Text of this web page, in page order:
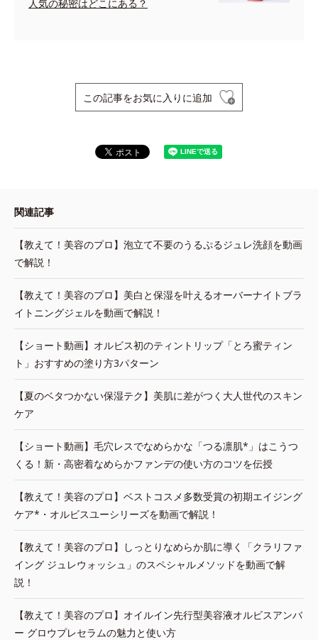
人気の秘密はどこにある？
この記事をお気に入りに追加
関連記事
【教えて！美容のプロ】泡立て不要のうるぷるジュレ洗顔を動画
で解説！
【教えて！美容のプロ】美白と保湿を叶えるオーバーナイトブラ
イトニングジェルを動画で解説！
【ショート動画】オルビス初のティントリップ「とろ蜜ティン
ト」おすすめの塗り方3パターン
【夏のベタつかない保湿テク】美肌に差がつく大人世代のスキン
ケア
【ショート動画】毛穴レスでなめらかな「つる凛肌*」はこうつ
くる！新・高密着なめらかファンデの使い方のコツを伝授
【教えて！美容のプロ】ベストコスメ多数受賞の初期エイジング
ケア*・オルビスユーシリーズを動画で解説！
【教えて！美容のプロ】しっとりなめらか肌に導く「クラリファ
イング ジュレウォッシュ」のスペシャルメソッドを動画で解
説！
【教えて！美容のプロ】オイルイン先行型美容液オルビスアンバ
ー グロウプレセラムの魅力と使い方